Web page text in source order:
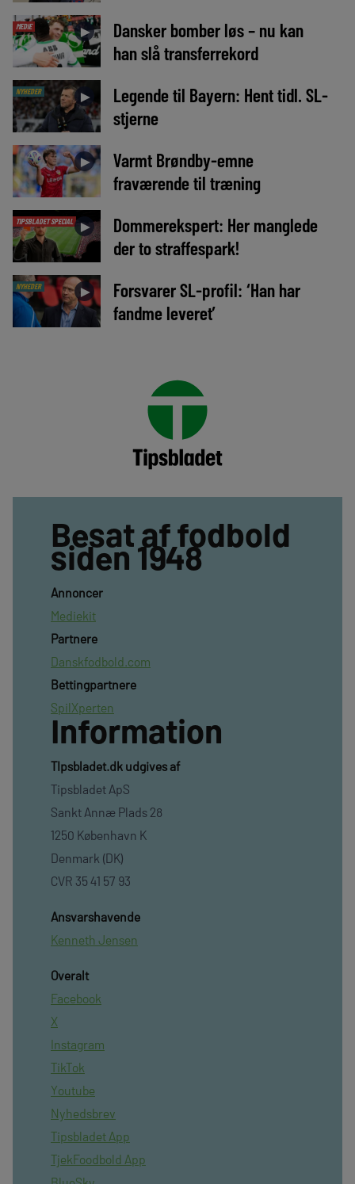
MEDIE ►
Dansker bomber løs – nu kan
han slå transferrekord
NYHEDER ►
Legende til Bayern: Hent tidl. SL-
stjerne
►
Varmt Brøndby-emne
fraværende til træning
TIPSBLADET SPECIAL ►
Dommerekspert: Her manglede
der to straffespark!
NYHEDER ►
Forsvarer SL-profil: ‘Han har
fandme leveret’
Besat af fodbold
siden 1948
Annoncer
Mediekit
Partnere
Danskfodbold.com
Bettingpartnere
SpilXperten
Information
TIpsbladet.dk udgives af
Tipsbladet ApS
Sankt Annæ Plads 28
1250 København K
Denmark (DK)
CVR 35 41 57 93
Ansvarshavende
Kenneth Jensen
Overalt
Facebook
X
Instagram
TikTok
Youtube
Nyhedsbrev
Tipsbladet App
TjekFoodbold App